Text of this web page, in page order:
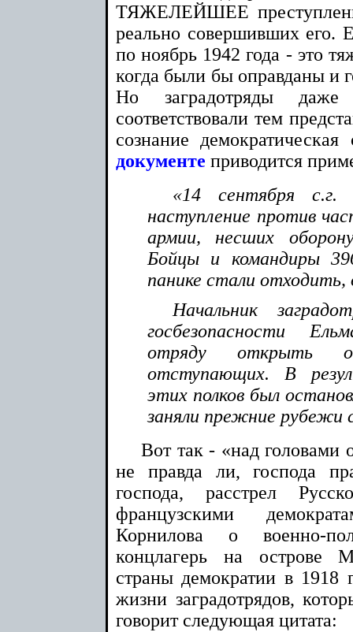
ТЯЖЕЛЕЙШЕЕ
реально совершивших его.
по ноябрь 1942 года - это
когда были бы оправданы и
Но заградотряды
соответствовали тем
сознание
документе приводится
«14 сентября с.г.
наступление против
армии, несших
Бойцы и командиры
панике стали
Начальник
госбезопасности
отряду открыть
отступающих. В
этих полков был
заняли прежние рубежи
Вот так - «над головами
не правда ли, господа
господа, расстрел
французскими
Корнилова о военно-
концлагерь на острове
страны демократии в
жизни заградотрядов,
говорит следующая цитата: